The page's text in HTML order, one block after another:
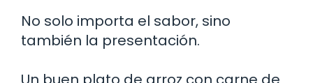
No solo importa el sabor, sino
también la presentación.